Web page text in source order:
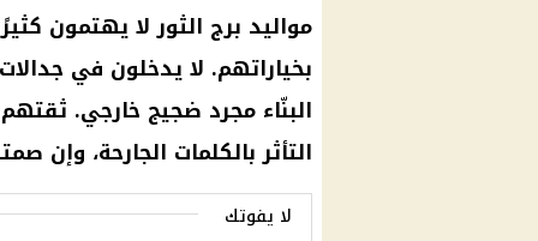
مواليد برج الثور لا يهتمون
بخياراتهم. لا يدخلون في
البنّاء مجرد ضجيج خارجي.
التأثر بالكلمات الجارحة،
لا يفوتك